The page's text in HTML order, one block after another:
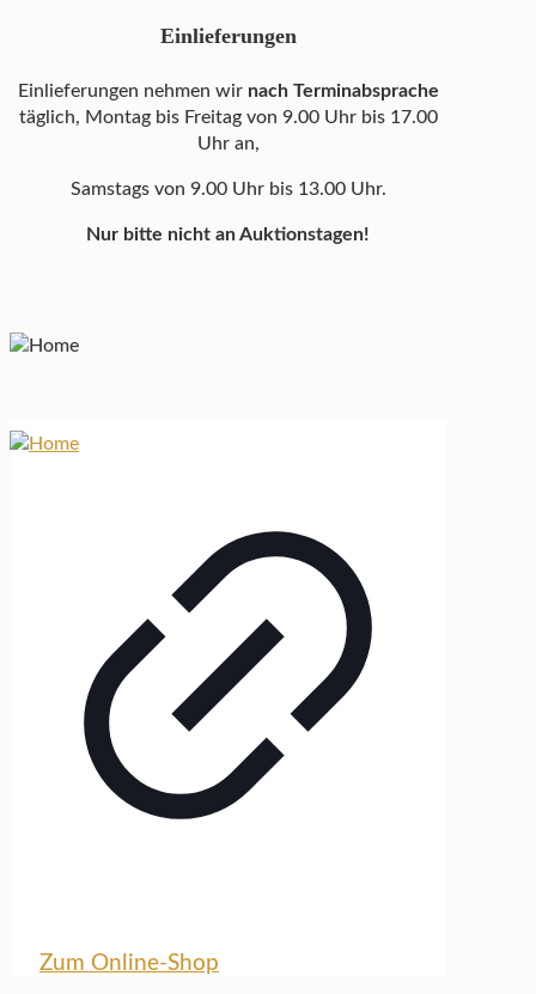
Einlieferungen
Einlieferungen nehmen wir nach Terminabsprache
täglich, Montag bis Freitag von 9.00 Uhr bis 17.00
Uhr an,
Samstags von 9.00 Uhr bis 13.00 Uhr.
Nur bitte nicht an Auktionstagen!
Zum Online-Shop